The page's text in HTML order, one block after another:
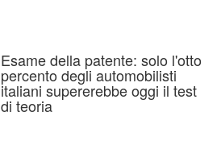
Esame della patente: solo l'otto
percento degli automobilisti
italiani supererebbe oggi il test
di teoria